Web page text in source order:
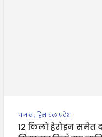
पंजाब,हिमाचल प्रदेश
12 किलो हेरोइन समेत